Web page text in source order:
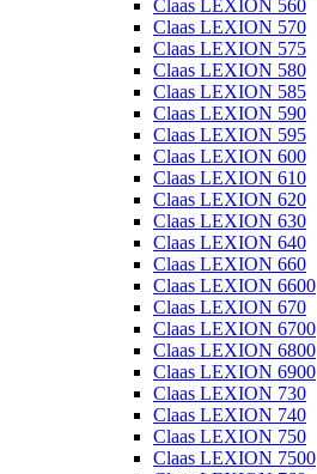
Claas LEXION 560
Claas LEXION 570
Claas LEXION 575
Claas LEXION 580
Claas LEXION 585
Claas LEXION 590
Claas LEXION 595
Claas LEXION 600
Claas LEXION 610
Claas LEXION 620
Claas LEXION 630
Claas LEXION 640
Claas LEXION 660
Claas LEXION 6600
Claas LEXION 670
Claas LEXION 6700
Claas LEXION 6800
Claas LEXION 6900
Claas LEXION 730
Claas LEXION 740
Claas LEXION 750
Claas LEXION 7500